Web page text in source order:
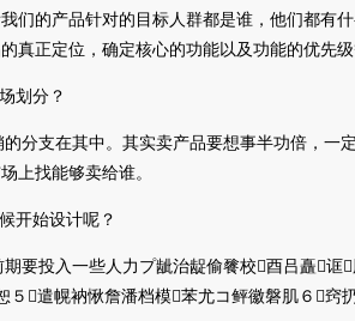
们的产品针对的目标人群都是谁，他们都有
真正定位，确定核心的功能以及功能的优先
划分？
分支在其中。其实卖产品要想事半功倍，一
上找能够卖给谁。
开始设计呢？
要投入一些人力プ龇治龊偷餮校酉吕矗诓
５遣幌衲愀詹潘档模苯尤コ鲆徽磐肌６窍